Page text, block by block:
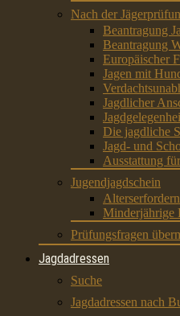
Nach der
Beantragung
Beantragung
Europäischer
Jagen mit
Jagdlicher
Die jagdliche
Jagd- und
Ausstattung
Jugendjagdschein
Minderjährige
Prüfungsfragen
Jagdadressen
Suche
Jagdadressen nach